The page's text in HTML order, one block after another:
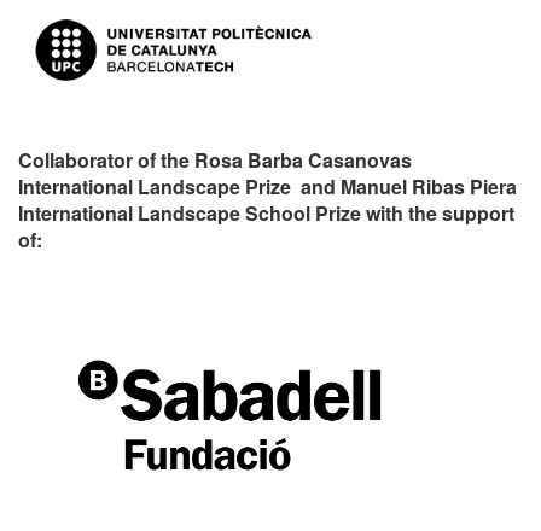
Collaborator of the Rosa Barba Casanovas
International Landscape Prize and Manuel Ribas Piera
International Landscape School Prize with the support
of: